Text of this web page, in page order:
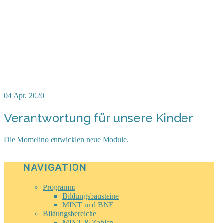
04 Apr. 2020
Verantwortung für unsere Kinder
Die Momelino entwicklen neue Module.
NAVIGATION
Programm
Bildungsbausteine
MINT und BNE
Bildungsbereiche